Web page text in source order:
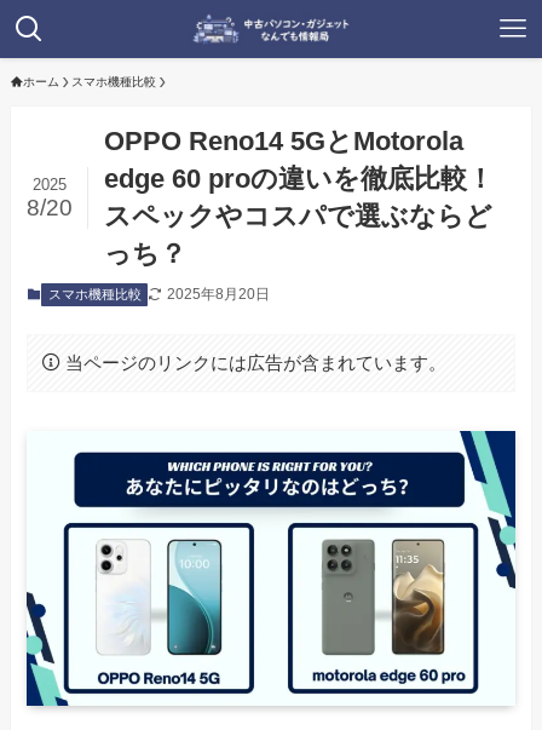
ホーム スマホ機種比較
OPPO Reno14 5GとMotorola
edge 60 proの違いを徹底比較！
スペックやコスパで選ぶならど
っち？
2025
8/20
スマホ機種比較 2025年8月20日
当ページのリンクには広告が含まれています。